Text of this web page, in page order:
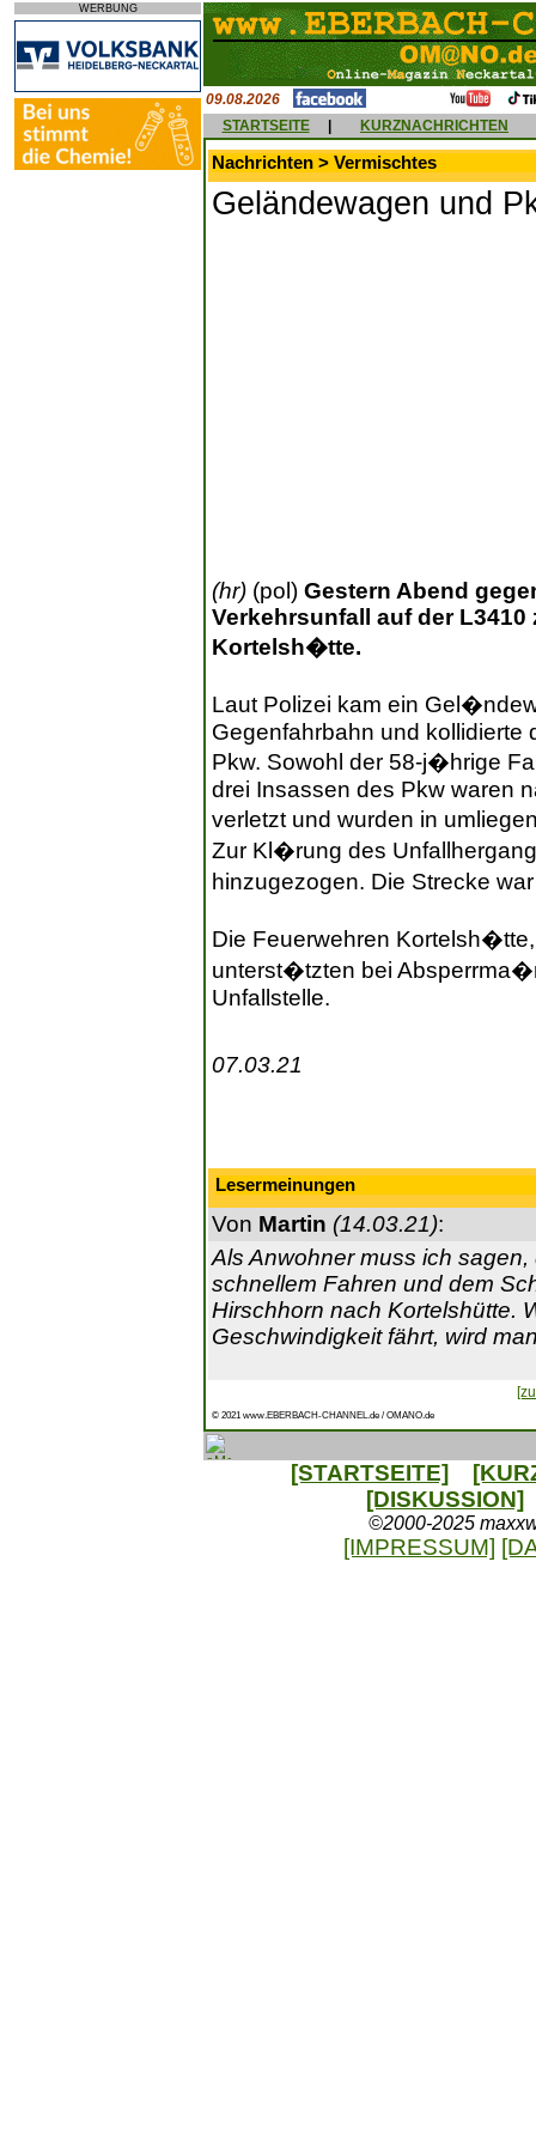
WERBUNG
09.08.2026
STARTSEITE
KURZNACHRICHTEN
Nachrichten > Vermischtes
Geländewagen und
(hr) (pol) Gestern Abend
Verkehrsunfall auf der
Kortelsh�tte.
Laut Polizei kam ein
Gegenfahrbahn und kollidierte
Pkw. Sowohl der 58-j�hrige
drei Insassen des Pkw waren
verletzt und wurden in
Zur Kl�rung des
hinzugezogen. Die Strecke
Die Feuerwehren
unterst�tzten bei
Unfallstelle.
07.03.21
Lesermeinungen
Von Martin (14.03.21):
Als Anwohner muss ich
schnellem Fahren und dem
Hirschhorn nach Kortelshütte.
Geschwindigkeit fährt, wird
© 2021 www.EBERBACH-CHANNEL.de / OMANO.de
[STARTSEITE]
[DISKUSSION]
©2000-2025
[IMPRESSUM]